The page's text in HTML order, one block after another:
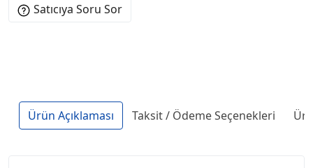
Satıcıya Soru Sor
Ürün Açıklaması Taksit / Ödeme Seçenekleri